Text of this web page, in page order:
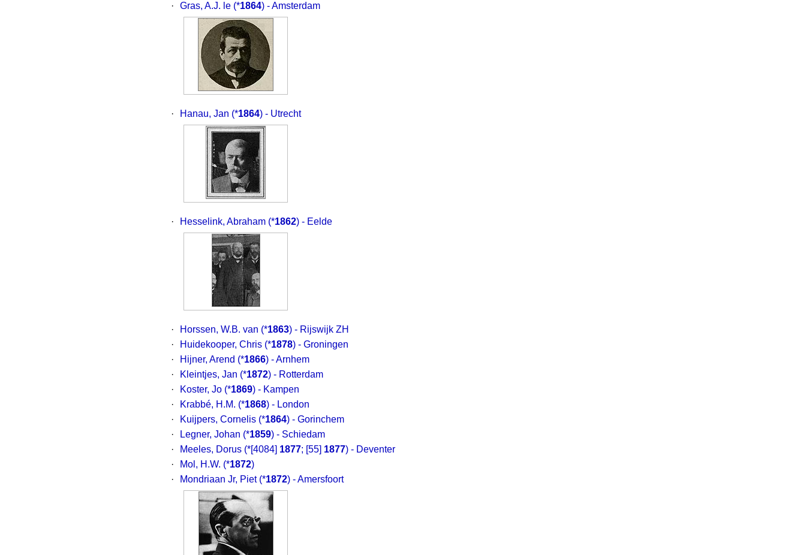
· Gras, A.J. le (*1864) - Amsterdam
· Hanau, Jan (*1864) - Utrecht
· Hesselink, Abraham (*1862) - Eelde
· Horssen, W.B. van (*1863) - Rijswijk ZH
·
Huidekooper, Chris (*1878) - Groningen
·
Hijner, Arend (*1866) - Arnhem
·
Kleintjes, Jan (*1872) - Rotterdam
·
Koster, Jo (*1869) - Kampen
·
Krabbé, H.M. (*1868) - London
·
Kuijpers, Cornelis (*1864) - Gorinchem
·
Legner, Johan (*1859) - Schiedam
·
Meeles, Dorus (*[4084] 1877; [55] 1877) - Deventer
·
Mol, H.W. (*1872)
·
Mondriaan Jr, Piet (*1872) - Amersfoort